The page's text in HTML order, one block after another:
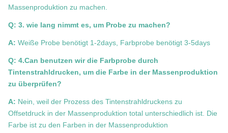
Massenproduktion zu machen.
Q: 3. wie lang nimmt es, um Probe zu machen?
A: Weiße Probe benötigt 1-2days, Farbprobe benötigt 3-5days
Q: 4.Can benutzen wir die Farbprobe durch
Tintenstrahldrucken, um die Farbe in der Massenproduktion
zu überprüfen?
A: Nein, weil der Prozess des Tintenstrahldruckens zu
Offsetdruck in der Massenproduktion total unterschiedlich ist. Die
Farbe ist zu den Farben in der Massenproduktion